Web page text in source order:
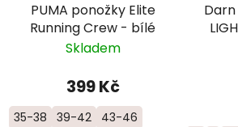
PUMA ponožky Elite
Running Crew - bílé
Skladem
399 Kč
35-38 39-42 43-46